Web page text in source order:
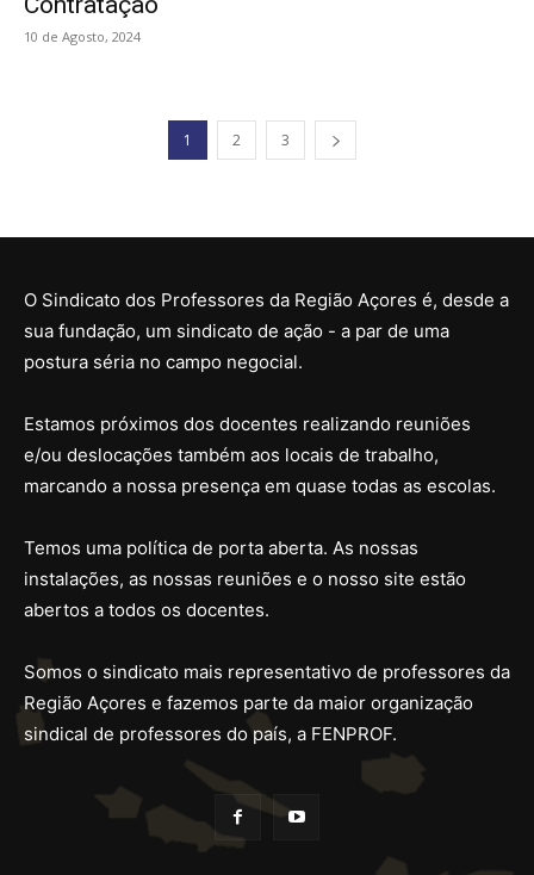
10 de Agosto, 2024
1 2 3
O Sindicato dos Professores da Região Açores é, desde a
sua fundação, um sindicato de ação - a par de uma
postura séria no campo negocial.
Estamos próximos dos docentes realizando reuniões
e/ou deslocações também aos locais de trabalho,
marcando a nossa presença em quase todas as escolas.
Temos uma política de porta aberta. As nossas
instalações, as nossas reuniões e o nosso site estão
abertos a todos os docentes.
Somos o sindicato mais representativo de professores da
Região Açores e fazemos parte da maior organização
sindical de professores do país, a FENPROF.